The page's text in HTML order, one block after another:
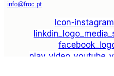
info@froc.pt
Icon-